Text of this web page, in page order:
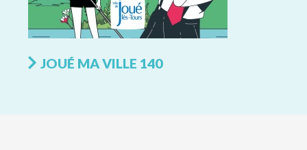
JOUÉ MA VILLE 140